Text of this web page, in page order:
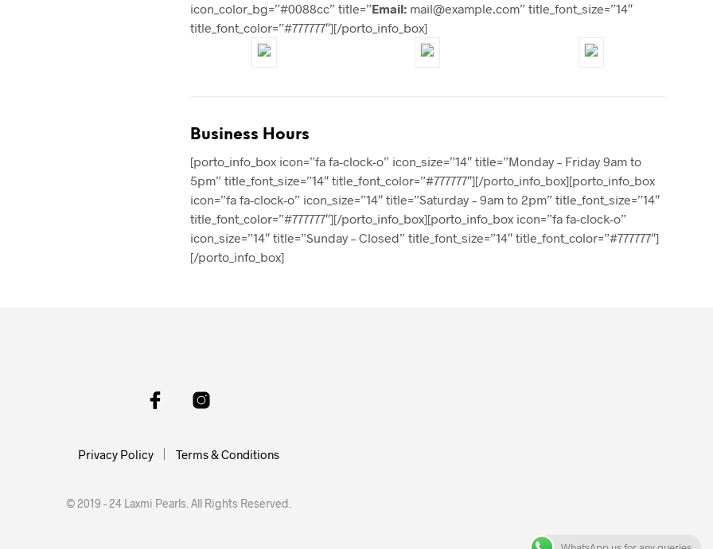
icon_color_bg=”#0088cc” title=”Email: mail@example.com” title_font_size=”14″
title_font_color=”#777777″][/porto_info_box]
Business Hours
[porto_info_box icon=”fa fa-clock-o” icon_size=”14″ title=”Monday – Friday 9am to
5pm” title_font_size=”14″ title_font_color=”#777777″][/porto_info_box][porto_info_box
icon=”fa fa-clock-o” icon_size=”14″ title=”Saturday – 9am to 2pm” title_font_size=”14″
title_font_color=”#777777″][/porto_info_box][porto_info_box icon=”fa fa-clock-o”
icon_size=”14″ title=”Sunday – Closed” title_font_size=”14″ title_font_color=”#777777″]
[/porto_info_box]
Privacy Policy Terms & Conditions
© 2019 - 24 Laxmi Pearls. All Rights Reserved.